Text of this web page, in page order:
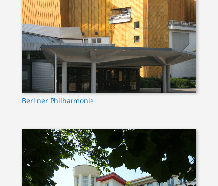
Berliner Philharmonie